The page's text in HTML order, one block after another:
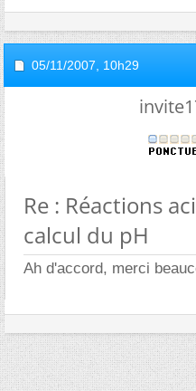
05/11/2007, 10h29
Re : Réactions
calcul du pH
Ah d'accord, merci